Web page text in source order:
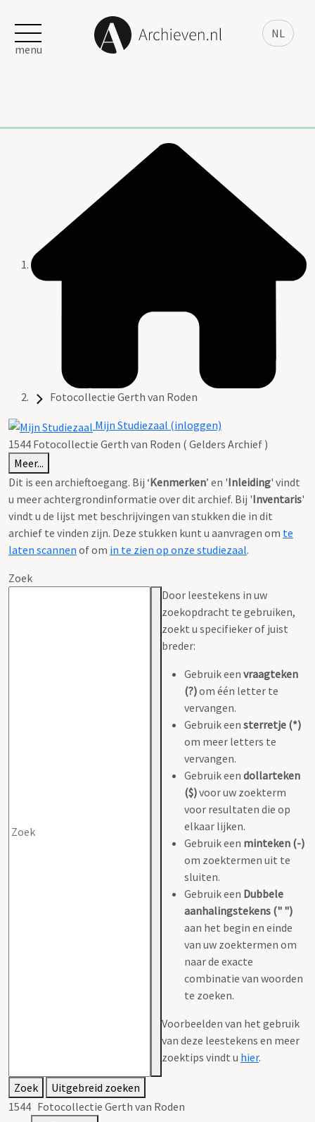
NL
menu
Fotocollectie Gerth van Roden
Mijn Studiezaal (inloggen)
1544 Fotocollectie Gerth van Roden ( Gelders Archief )
Meer...
Dit is een archieftoegang. Bij ‘Kenmerken’ en 'Inleiding' vindt
u meer achtergrondinformatie over dit archief. Bij 'Inventaris'
vindt u de lijst met beschrijvingen van stukken die in dit
archief te vinden zijn. Deze stukken kunt u aanvragen om te
laten scannen of om in te zien op onze studiezaal.
Zoek
Door leestekens in uw
zoekopdracht te gebruiken,
zoekt u specifieker of juist
breder:
Gebruik een vraagteken
(?)om één letter te
vervangen.
Gebruik een sterretje (*)
om meer letters te
vervangen.
Gebruik een dollarteken
($)voor uw zoekterm
voor resultaten die op
elkaar lijken.
Gebruik een minteken (-)
om zoektermen uit te
sluiten.
Gebruik een Dubbele
aanhalingstekens (" ")
aan het begin en einde
van uw zoektermen om
naar de exacte
combinatie van woorden
te zoeken.
Voorbeelden van het gebruik
van deze leestekens en meer
zoektips vindt u hier.
Zoek
Uitgebreid zoeken
1544 Fotocollectie Gerth van Roden